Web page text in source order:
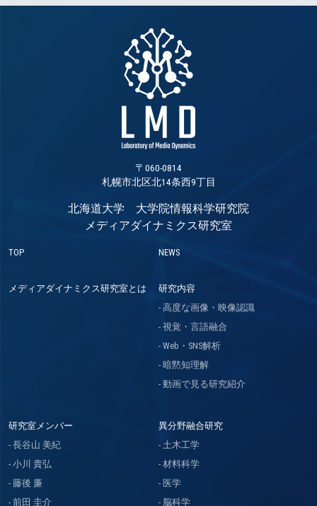
〒060-0814
札幌市北区北14条西9丁目
北海道大学 大学院情報科学研究院
メディアダイナミクス研究室
TOP NEWS
メディアダイナミクス研究室とは
研究内容
高度な画像・映像認識
視覚・言語融合
Web・SNS解析
暗黙知理解
動画で見る研究紹介
研究室メンバー
長谷山 美紀
小川 貴弘
藤後 廉
前田 圭介
異分野融合研究
土木工学
材料科学
医学
脳科学